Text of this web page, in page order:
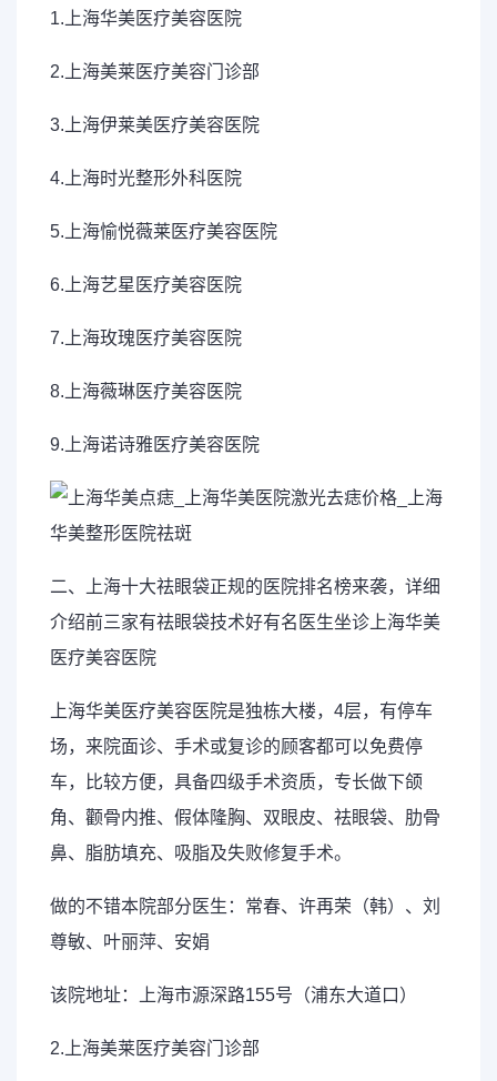
1.上海华美医疗美容医院
2.上海美莱医疗美容门诊部
3.上海伊莱美医疗美容医院
4.上海时光整形外科医院
5.上海愉悦薇莱医疗美容医院
6.上海艺星医疗美容医院
7.上海玫瑰医疗美容医院
8.上海薇琳医疗美容医院
9.上海诺诗雅医疗美容医院
二、上海十大祛眼袋正规的医院排名榜来袭，详细
介绍前三家有祛眼袋技术好有名医生坐诊上海华美
医疗美容医院
上海华美医疗美容医院是独栋大楼，4层，有停车
场，来院面诊、手术或复诊的顾客都可以免费停
车，比较方便，具备四级手术资质，专长做下颌
角、颧骨内推、假体隆胸、双眼皮、祛眼袋、肋骨
鼻、脂肪填充、吸脂及失败修复手术。
做的不错本院部分医生：常春、许再荣（韩）、刘
尊敏、叶丽萍、安娟
该院地址：上海市源深路155号（浦东大道口）
2.上海美莱医疗美容门诊部